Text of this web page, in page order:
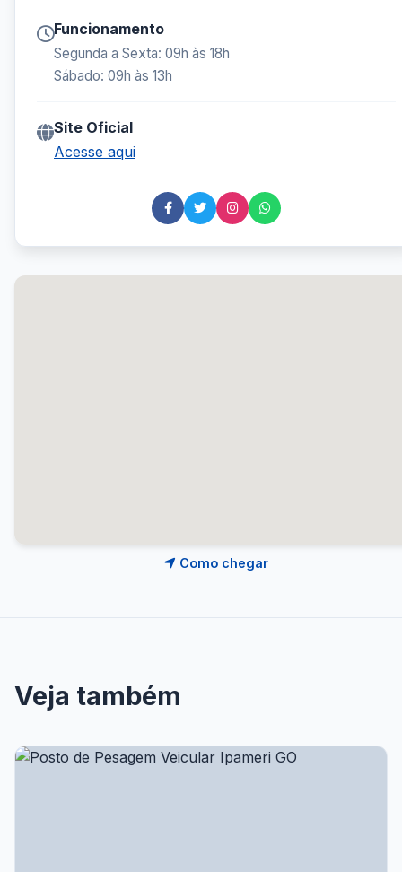
Funcionamento
Segunda a Sexta: 09h às 18h
Sábado: 09h às 13h
Site Oficial
Acesse aqui
Como chegar
Veja também